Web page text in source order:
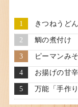
きつねうど
鯛の煮付け
ピーマンみそ
お揚げの甘
万能「手作